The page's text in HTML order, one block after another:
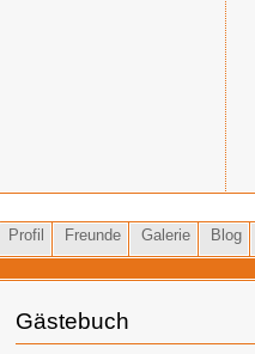
Profil Freunde Galerie Blog
Gästebuch